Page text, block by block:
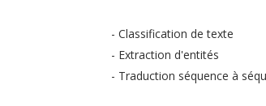
- Classification de texte
- Extraction d'entités
- Traduction séquence à